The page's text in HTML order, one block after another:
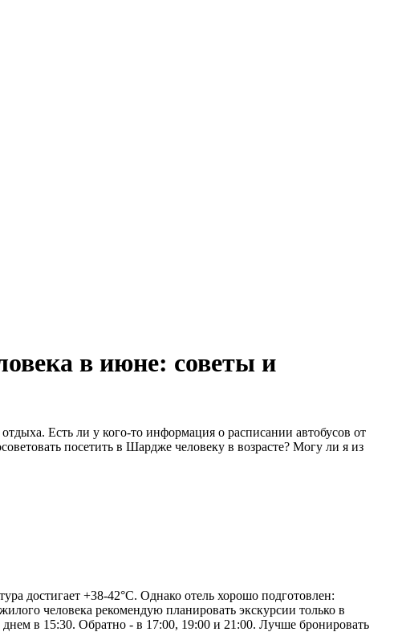
в июне: советы и
Есть ли у кого-то информация о расписании автобусов от
посетить в Шардже человеку в возрасте? Могу ли я из
достигает +38-42°C. Однако отель хорошо подготовлен:
человека рекомендую планировать экскурсии только в
в 15:30. Обратно - в 17:00, 19:00 и 21:00. Лучше бронировать